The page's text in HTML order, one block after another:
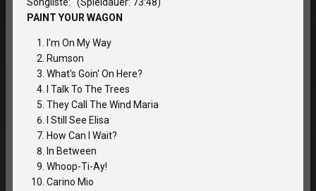
Songliste: (Spieldauer: 73:48)
PAINT YOUR WAGON
I'm On My Way
Rumson
What's Goin' On Here?
I Talk To The Trees
They Call The Wind Maria
I Still See Elisa
How Can I Wait?
In Between
Whoop-Ti-Ay!
Carino Mio